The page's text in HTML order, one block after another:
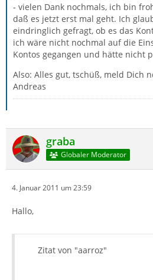
- vielen Dank nochmals, ich bin
daß es jetzt erst mal geht. Ich
eindringlich gefragt, ob es das
ich wäre nicht nochmal auf die
Kontos gegangen und hätte nicht
Also: Alles gut, tschüß, meld Dich
Andreas
graba
Globaler Moderator
4. Januar 2011 um 23:59
Hallo,
Zitat von "aarroz"